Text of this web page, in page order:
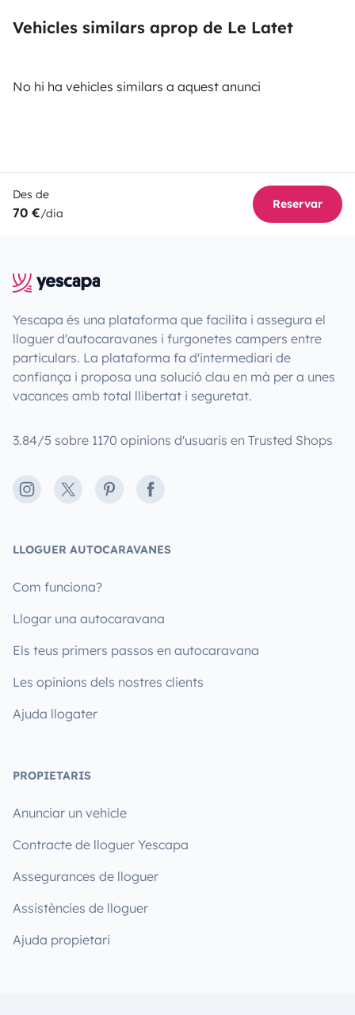
Vehicles similars aprop de Le Latet
No hi ha vehicles similars a aquest anunci
Des de
70 €/dia
Reservar
Yescapa és una plataforma que facilita i assegura el
lloguer d'autocaravanes i furgonetes campers entre
particulars. La plataforma fa d'intermediari de
confiança i proposa una solució clau en mà per a unes
vacances amb total llibertat i seguretat.
3.84/5 sobre 1170 opinions d'usuaris en Trusted Shops
Instagram
X PinterestFacebook
LLOGUER AUTOCARAVANES
Com funciona?
Llogar una autocaravana
Els teus primers passos en autocaravana
Les opinions dels nostres clients
Ajuda llogater
PROPIETARIS
Anunciar un vehicle
Contracte de lloguer Yescapa
Assegurances de lloguer
Assistències de lloguer
Ajuda propietari